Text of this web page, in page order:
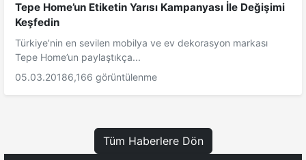
Tepe Home’un Etiketin Yarısı Kampanyası İle Değişimi
Keşfedin
Türkiye’nin en sevilen mobilya ve ev dekorasyon markası
Tepe Home’un paylaştıkça...
05.03.20186,166 görüntülenme
Tüm Haberlere Dön